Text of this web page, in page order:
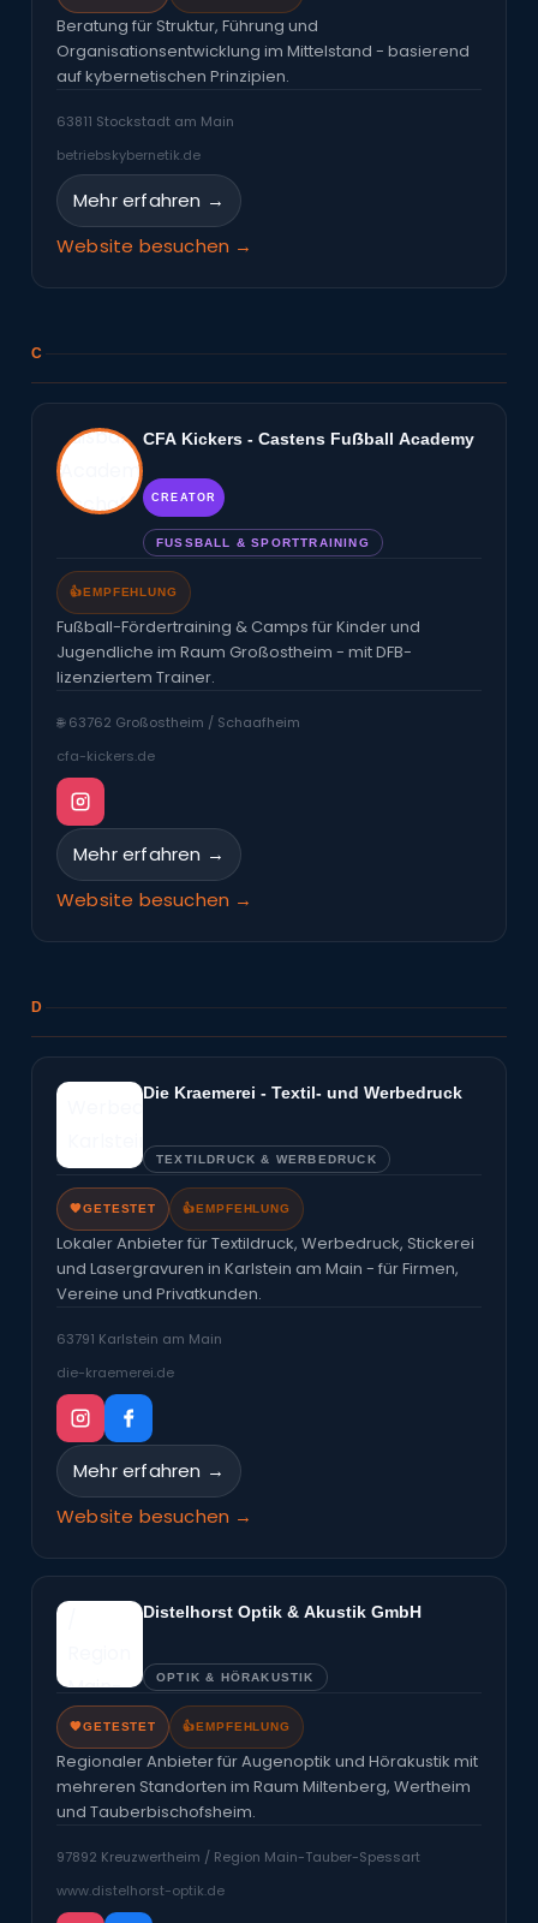
Beratung für Struktur, Führung und
Organisationsentwicklung im Mittelstand - basierend
auf kybernetischen Prinzipien.
63811 Stockstadt am Main
betriebskybernetik.de
Mehr erfahren →
Website besuchen →
C
CFA Kickers - Castens Fuẞball Academy
CREATOR
FUSSBALL & SPORTTRAINING
👍 EMPFEHLUNG
Fußball-Fördertraining & Camps für Kinder und
Jugendliche im Raum Großostheim - mit DFB-
lizenziertem Trainer.
🌐 63762 Großostheim / Schaafheim
cfa-kickers.de
Mehr erfahren →
Website besuchen →
D
Die Kraemerei - Textil- und Werbedruck
TEXTILDRUCK & WERBEDRUCK
🧡GETESTET 👍EMPFEHLUNG
Lokaler Anbieter für Textildruck, Werbedruck, Stickerei
und Lasergravuren in Karlstein am Main - für Firmen,
Vereine und Privatkunden.
63791 Karlstein am Main
die-kraemerei.de
Mehr erfahren →
Website besuchen →
Distelhorst Optik & Akustik GmbH
OPTIK & HÖRAKUSTIK
🧡GETESTET 👍EMPFEHLUNG
Regionaler Anbieter für Augenoptik und Hörakustik mit
mehreren Standorten im Raum Miltenberg, Wertheim
und Tauberbischofsheim.
97892 Kreuzwertheim / Region Main-Tauber-Spessart
www.distelhorst-optik.de